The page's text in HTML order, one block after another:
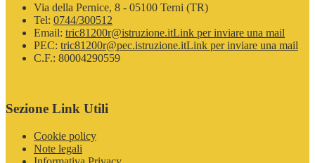
Via della Pernice, 8 - 05100 Terni (TR)
Tel: 0744/300512
Email: tric81200r@istruzione.itLink per inviare una mail
PEC: tric81200r@pec.istruzione.itLink per inviare una mail
C.F.: 80004290559
Sezione Link Utili
Cookie policy
Note legali